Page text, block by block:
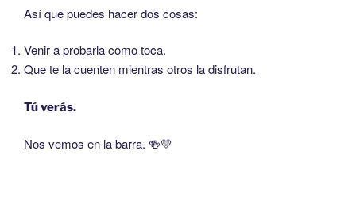
Así que puedes hacer dos cosas:
Venir a probarla como toca.
Que te la cuenten mientras otros la disfrutan.
Tú verás.
Nos vemos en la barra. 🍻💛